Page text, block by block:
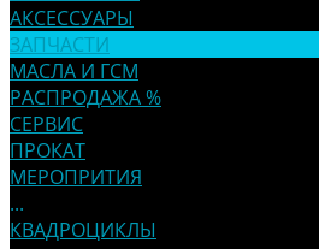
АКСЕССУАРЫ
ЗАПЧАСТИ
МАСЛА И ГСМ
РАСПРОДАЖА %
СЕРВИС
ПРОКАТ
МЕРОПРИТИЯ
...
КВАДРОЦИКЛЫ